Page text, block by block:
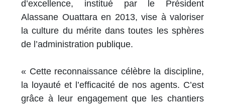
d’excellence, institué par le Président
Alassane Ouattara en 2013, vise à valoriser
la culture du mérite dans toutes les sphères
de l’administration publique.
« Cette reconnaissance célèbre la discipline,
la loyauté et l’efficacité de nos agents. C’est
grâce à leur engagement que les chantiers